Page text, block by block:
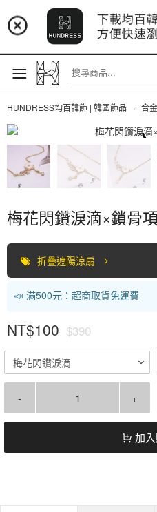
📢 市集預告：9/
📢 市集預告：9/12-
📢 市集預告：8/22-
註冊
HUNDRESS均百韓飾 | 韓國飾品 合
梅花閃鑽淚滴×鎖骨
折疊遮陽涼扇
📣 滿500元：超商取貨免運費
NT$100 $390
梅花閃鑽淚滴
- +
加